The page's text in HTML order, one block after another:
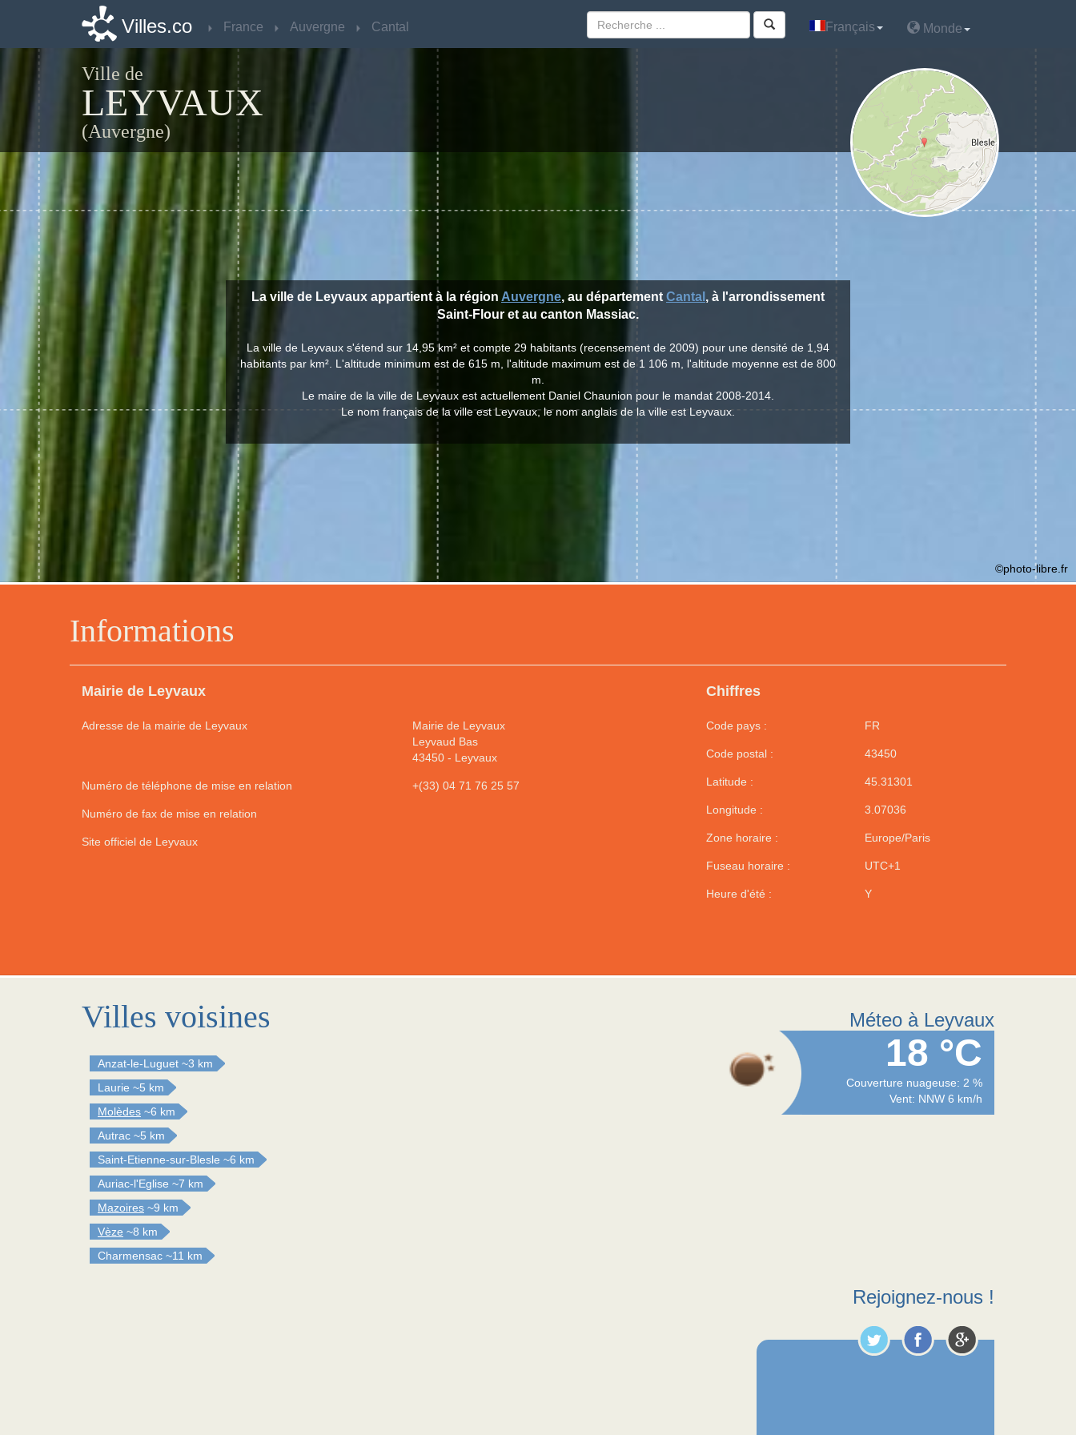
Villes.co France Auvergne Cantal Français Monde
Ville de
LEYVAUX
(Auvergne)
Informations
Mairie de Leyvaux
Adresse de la mairie de Leyvaux
Mairie de Leyvaux
Leyvaud Bas
43450- Leyvaux
Numéro de téléphone de mise en relation +(33) 04 71 76 25 57
Numéro de fax de mise en relation
Site officiel de Leyvaux
Chiffres
Code pays : FR
Code postal : 43450
Latitude : 45.31301
Longitude : 3.07036
Zone horaire : Europe/Paris
Fuseau horaire : UTC+1
Heure d'été : Y
La ville de Leyvaux appartient à la région Auvergne, au département Cantal , à l'arrondissement
Saint-Flour et au canton Massiac.
La ville de Leyvaux s'étend sur 14,95 km² et compte 29 habitants (recensement de 2009) pour une densité de 1,94
habitants par km². L'altitude minimum est de 615 m, l'altitude maximum est de 1 106 m, l'altitude moyenne est de 800
m.
Le maire de la ville de Leyvaux est actuellement Daniel Chaunion pour le mandat 2008-2014.
Le nom français de la ville est Leyvaux, le nom anglais de la ville est Leyvaux.
©photo-libre.fr
Villes voisines
Anzat-le-Luguet ~3 km
Laurie ~5 km
Molèdes ~6 km
Autrac ~5 km
Saint-Etienne-sur-Blesle ~6 km
Auriac-l'Eglise ~7 km
Mazoires ~9 km
Vèze ~8 km
Charmensac ~11 km
Méteo à Leyvaux
18 °C
Couverture nuageuse: 2 %
Vent: NNW 6 km/h
Rejoignez-nous !
Villes.co France Auvergne Cantal Français Monde